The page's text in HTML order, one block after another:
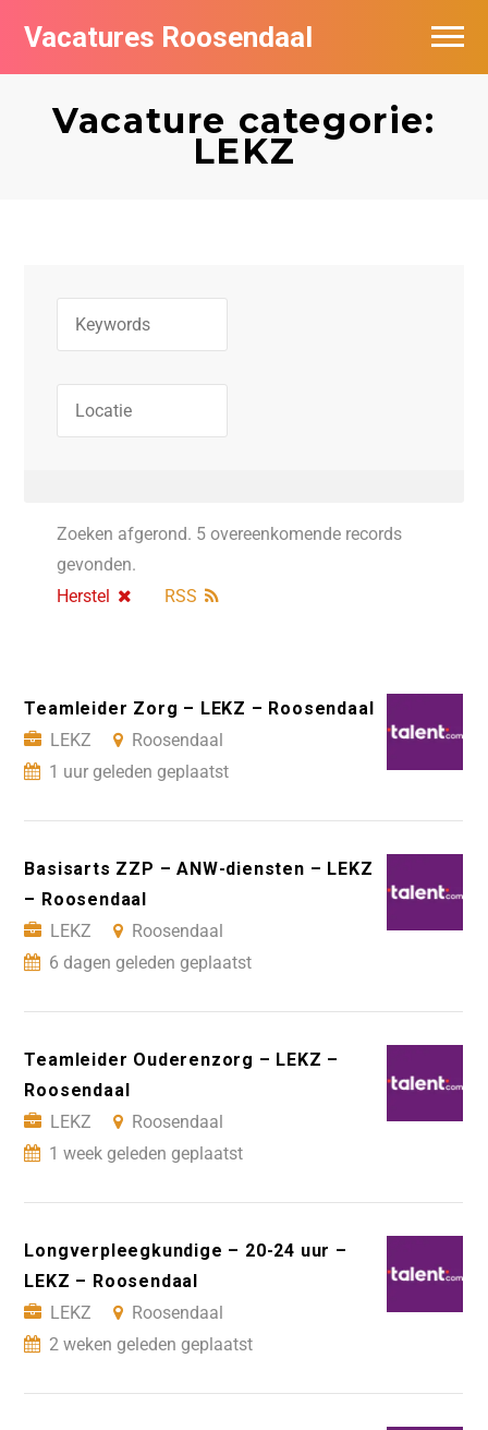
Vacatures Roosendaal
Vacature categorie:
LEKZ
Zoeken afgerond. 5 overeenkomende records
gevonden.
Herstel
RSS
Teamleider Zorg – LEKZ – Roosendaal
LEKZ
Roosendaal
1 uur geleden geplaatst
Basisarts ZZP – ANW-diensten – LEKZ
– Roosendaal
LEKZ
Roosendaal
6 dagen geleden geplaatst
Teamleider Ouderenzorg – LEKZ –
Roosendaal
LEKZ
Roosendaal
1 week geleden geplaatst
Longverpleegkundige – 20-24 uur –
LEKZ – Roosendaal
LEKZ
Roosendaal
2 weken geleden geplaatst
Vacatures bij bedrijven
De populairste vacatures in Roosendaal